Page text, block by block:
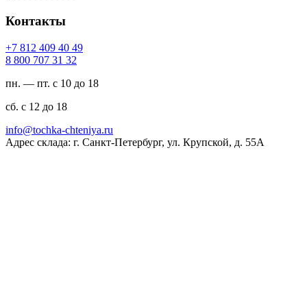
Контакты
94 04 904 218 7+
23 13 707 008 8
пн. — пт. с 10 до 18
сб. с 12 до 18
ur.ayinethc-akhcot@ofni
Адрес склада: г. Санкт-Петербург, ул. Крупской, д. 55А